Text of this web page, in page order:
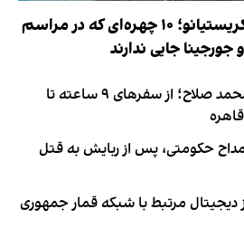
لیست ممنوعه کریستیانو؛ ۱۰ چهره‌ای که در مراسم
جایی ندارند
روایت فداکاری‌های محمد صلاح؛ از سفرهای ۹ ساعته تا
حکومتی، پس از ربایش به قتل
دیجیتال مرتبط با شبکه قمار جمهوری